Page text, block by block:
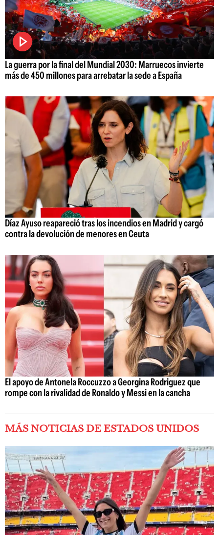
La guerra por la final del Mundial 2030: Marruecos invierte
más de 450 millones para arrebatar la sede a España
Díaz Ayuso reapareció tras los incendios en Madrid y cargó
contra la devolución de menores en Ceuta
El apoyo de Antonela Roccuzzo a Georgina Rodriguez que
rompe con la rivalidad de Ronaldo y Messi en la cancha
MÁS NOTICIAS DE ESTADOS UNIDOS